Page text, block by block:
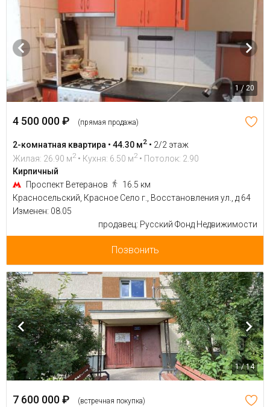
1 / 20
4 500 000 ₽ (прямая продажа)
2-комнатная квартира • 44.30 м2 • 2/2 этаж
Жилая: 26.90 м2 • Кухня: 6.50 м2 • Потолок: 2.90
Кирпичный
Проспект Ветеранов
16.5 км
Красносельский, Красное Село г., Восстановления ул., д 64
Изменен: 08.05
продавец: Русский Фонд Недвижимости
Позвонить
1 / 14
7 600 000 ₽ (встречная покупка)